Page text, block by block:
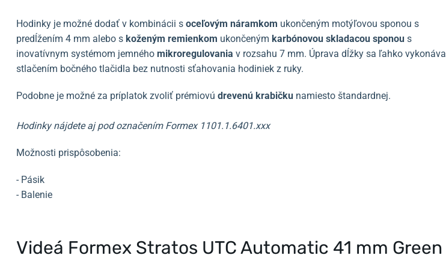
Hodinky je možné dodať v kombinácii s oceľovým náramkom ukončeným motýľovou sponou s
predĺžením 4 mm alebo s koženým remienkom ukončeným karbónovou skladacou sponou s
inovatívnym systémom jemného mikroregulovania v rozsahu 7 mm. Úprava dĺžky sa ľahko vykonáva
stlačením bočného tlačidla bez nutnosti sťahovania hodiniek z ruky.
Podobne je možné za príplatok zvoliť prémiovú drevenú krabičku namiesto štandardnej.
Hodinky nájdete aj pod označením Formex 1101.1.6401.xxx
Možnosti prispôsobenia:
- Pásik
- Balenie
Videá Formex Stratos UTC Automatic 41 mm Green